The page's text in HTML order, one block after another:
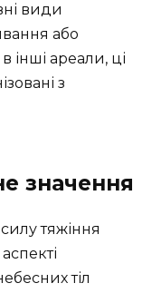
види
або
інші ареали, ці
з
значення
тяжіння
тіл